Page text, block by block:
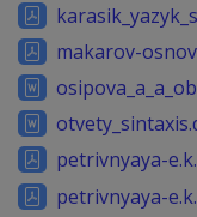
makarov-
petrivnyaya-
petrivnyaya-